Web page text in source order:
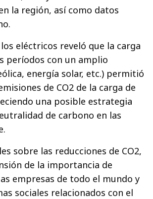
la región, así como datos
eléctricos reveló que la carga
períodos con un amplio
energía solar, etc.) permitió
de CO2 de la carga de
una posible estrategia
de carbono en las
sobre las reducciones de CO2,
de la importancia de
empresas de todo el mundo y
sociales relacionados con el